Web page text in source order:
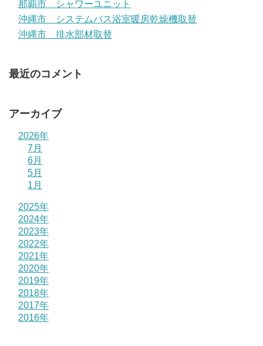
那覇市 シャワーユニット
沖縄市 システムバス浴室暖房乾燥機取替
沖縄市 排水部材取替
最近のコメント
アーカイブ
2026年
7月
6月
5月
1月
2025年
2024年
2023年
2022年
2021年
2020年
2019年
2018年
2017年
2016年